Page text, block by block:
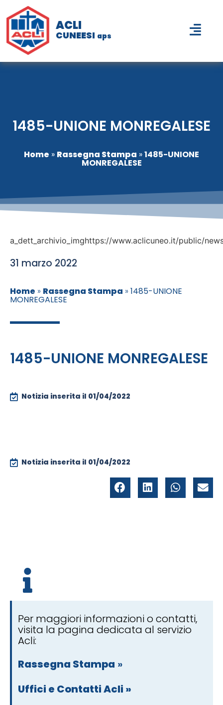
ACLI
CUNEESI aps
1485-UNIONE MONREGALESE
Home » Rassegna Stampa »1485-UNIONE
MONREGALESE
a_dett_archivio_imghttps://www.aclicuneo.it/public/
31 marzo 2022
Home » Rassegna Stampa » 1485-UNIONE
MONREGALESE
1485-UNIONE MONREGALESE
Notizia inserita il 01/04/2022
Notizia inserita il 01/04/2022
Per maggiori informazioni o contatti,
visita la pagina dedicata al servizio
Acli:
Rassegna Stampa »
Uffici e Contatti Acli »